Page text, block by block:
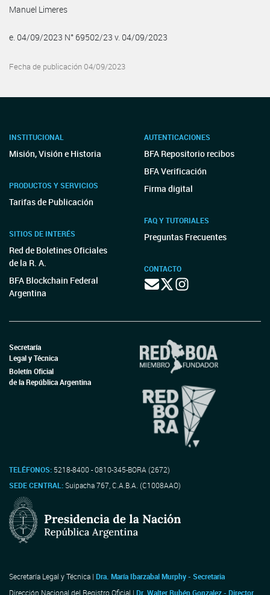
Manuel Limeres
e. 04/09/2023 N° 69502/23 v. 04/09/2023
Fecha de publicación 04/09/2023
INSTITUCIONAL
Misión, Visión e Historia
PRODUCTOS Y SERVICIOS
Tarifas de Publicación
SITIOS DE INTERÉS
Red de Boletines Oficiales
de la R. A.
BFA Blockchain Federal
Argentina
AUTENTICACIONES
BFA Repositorio recibos
BFA Verificación
Firma digital
FAQ Y TUTORIALES
Preguntas Frecuentes
CONTACTO
Secretaría
Legal y Técnica
Boletín Oficial
de la República Argentina
TELÉFONOS: 5218-8400 - 0810-345-BORA (2672)
SEDE CENTRAL:Suipacha 767, C.A.B.A. (C1008AAO)
Secretaría Legal y Técnica | Dra. María Ibarzabal Murphy - Secretaria
Dirección Nacional del Registro Oficial | Dr. Walter Rubén Gonzalez - Director